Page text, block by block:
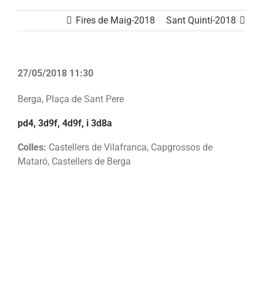
Fires de Maig-2018 Sant Quintí-2018
27/05/2018 11:30
Berga, Plaça de Sant Pere
pd4, 3d9f, 4d9f, i 3d8a
Colles: Castellers de Vilafranca, Capgrossos de
Mataró, Castellers de Berga